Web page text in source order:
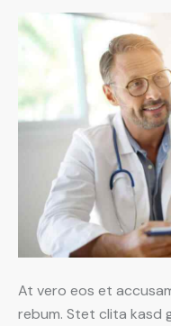
At vero eos et
rebum. Stet clita kasd